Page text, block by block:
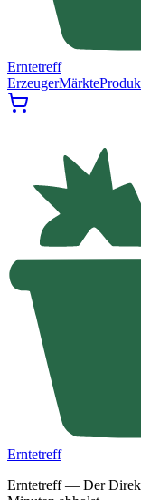
Erntetreff
ErzeugerMärkte
Erntetreff
Erntetreff — Der